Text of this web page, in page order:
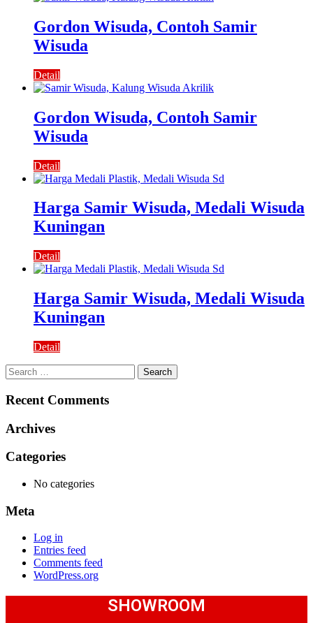
Gordon Wisuda, Contoh Samir
Wisuda
Detail
Gordon Wisuda, Contoh Samir
Wisuda
Detail
Harga Samir Wisuda, Medali Wisuda
Kuningan
Detail
Harga Samir Wisuda, Medali Wisuda
Kuningan
Detail
Search
for:
Recent Comments
Archives
Categories
No categories
Meta
Log in
Entries feed
Comments feed
WordPress.org
SHOWROOM